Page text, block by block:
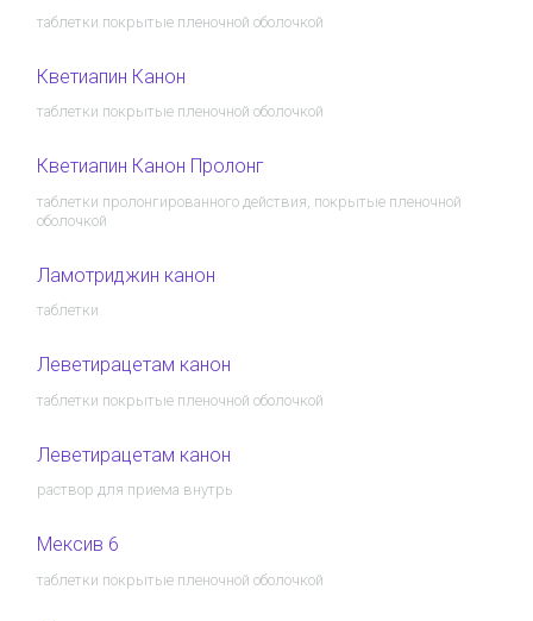
таблетки покрытые пленочной оболочкой
Кветиапин Канон
таблетки покрытые пленочной оболочкой
Кветиапин Канон Пролонг
таблетки пролонгированного действия, покрытые пленочной
оболочкой
Ламотриджин канон
таблетки
Леветирацетам канон
таблетки покрытые пленочной оболочкой
Леветирацетам канон
раствор для приема внутрь
Мексив 6
таблетки покрытые пленочной оболочкой